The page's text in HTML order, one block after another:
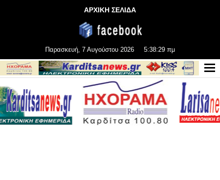
ΑΡΧΙΚΗ ΣΕΛΙΔΑ
Παρασκευή, 7 Αυγούστου 2026 5:38:30 πμ